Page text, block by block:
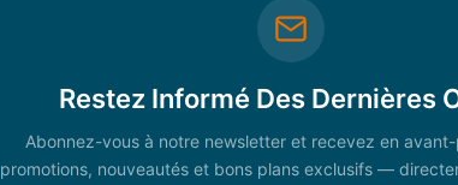
Restez Informé Des Dernières
Abonnez-vous à notre newsletter et recevez en
promotions, nouveautés et bons plans exclusifs —